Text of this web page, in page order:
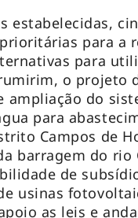
estabelecidas,
para a
para
o projeto
ampliação do
para
Campos de
barragem do rio
de
usinas
as leis e